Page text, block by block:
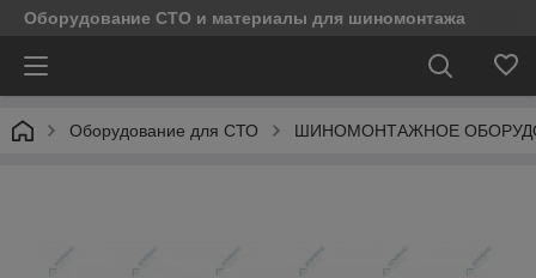
Оборудование СТО и материалы для шиномонтажа
Оборудование для СТО ШИНОМОНТАЖНОЕ